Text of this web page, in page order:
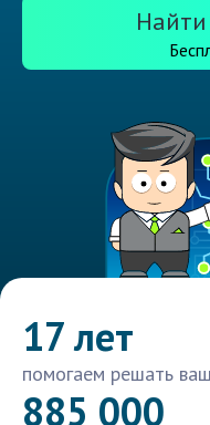
17 лет
помогаем решать
885 000